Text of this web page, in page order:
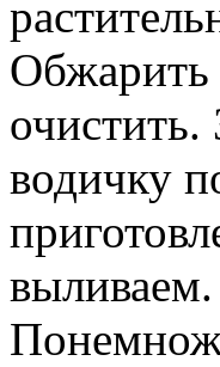
Обжарить
водичку